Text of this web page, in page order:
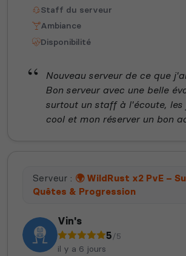
Staff du serveur
Ambiance
Disponibilité
Nouveau serveur de ce que
Bon serveur avec une belle
surtout un staff à l'écoute, les
cool et mon réserver un bon
Serveur : 🌍 WildRust x2 PvE –
Quêtes & Progression
Vin's
5/5
il y a 6 jours